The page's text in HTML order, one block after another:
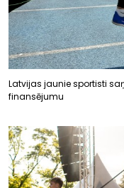
Latvijas jaunie sportisti
finansējumu